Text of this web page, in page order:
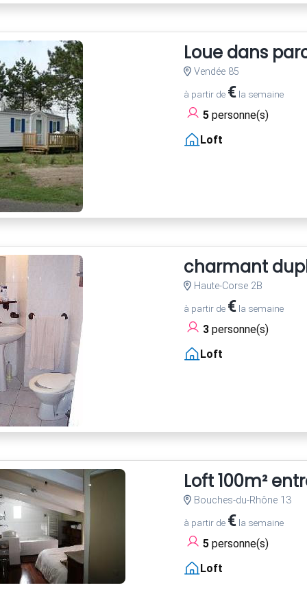
Loue dans
Vendée 85
à partir de €la semaine
5personne(s)
Loft
charmant
Haute-Corse 2B
à partir de €la semaine
3personne(s)
Loft
Loft 100m²
Bouches-du-Rhône 13
à partir de €la semaine
5personne(s)
Loft